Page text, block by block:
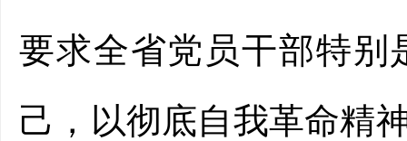
要求全省党员干部特别
己，以彻底自我革命精